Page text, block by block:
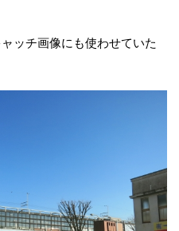
ッチ画像にも使わせていた